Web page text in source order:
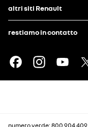
altri siti Renault
restiamo in contatto
numero verde: 800 904 409